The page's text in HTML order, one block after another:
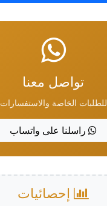
تواصل معنا
للطلبات الخاصة والاستفسارات
راسلنا على واتساب
إحصائيات